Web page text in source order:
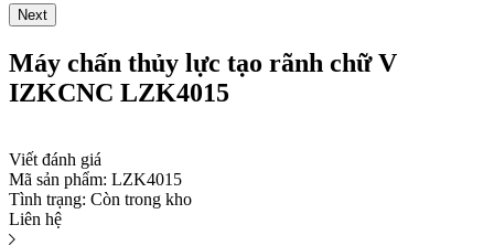
Next
Máy chấn thủy lực tạo rãnh chữ V
IZKCNC LZK4015
Viết đánh giá
Mã sản phẩm: LZK4015
Tình trạng: Còn trong kho
Liên hệ